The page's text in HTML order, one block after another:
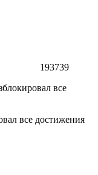
193739
все достижения